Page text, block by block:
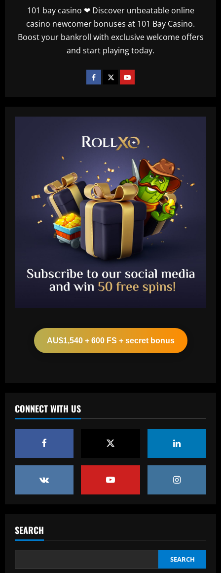
101 bay casino ❤ Discover unbeatable online
casino newcomer bonuses at 101 Bay Casino.
Boost your bankroll with exclusive welcome offers
and start playing today.
AU$1,540 + 600 FS + secret bonus
CONNECT WITH US
SEARCH
SEARCH
2
de ingressos para jogo no Nilton Santos
3
Michel Platini as he labels Real Madrid
superstar a 'phenomenon' after prolific
12/09/2025
they’re convinced is a "huge talent"
12/09/2025
12/09/2025
Baccarat